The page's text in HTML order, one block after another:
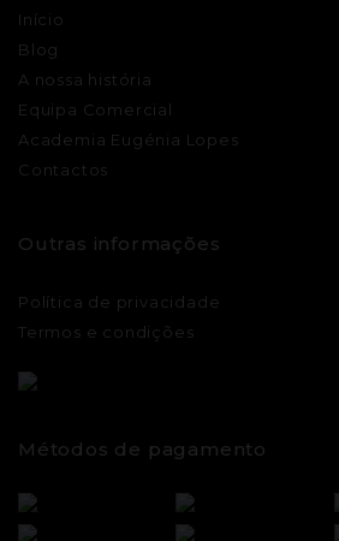
Início
Blog
A nossa história
Equipa Comercial
Academia Eugénia Lopes
Contactos
Outras informações
Política de privacidade
Termos e condições
Métodos de pagamento